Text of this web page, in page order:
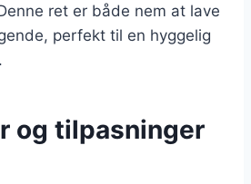
ret er både nem at lave
perfekt til en hyggelig
og tilpasninger